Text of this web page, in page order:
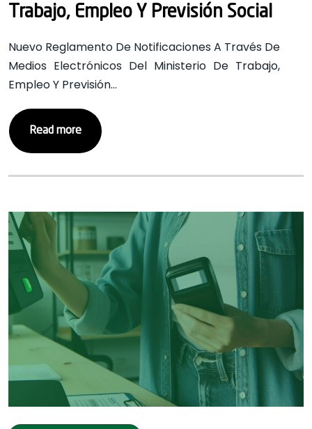
Trabajo, Empleo Y Previsión Social
Nuevo Reglamento De Notificaciones A Través De
Medios Electrónicos Del Ministerio De Trabajo,
Empleo Y Previsión…
Read more